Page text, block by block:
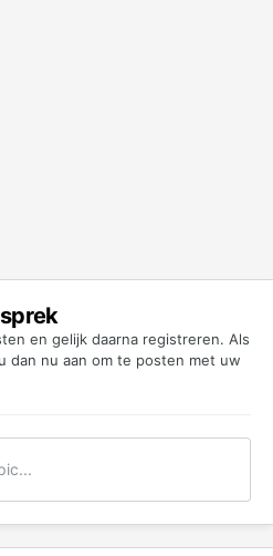
en gelijk daarna registreren. Als
dan nu aan om te posten met uw